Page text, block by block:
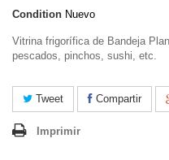
Condition Nuevo
Vitrina frigorífica de Bandeja
pescados, pinchos, sushi, etc.
Tweet Compartir
Imprimir